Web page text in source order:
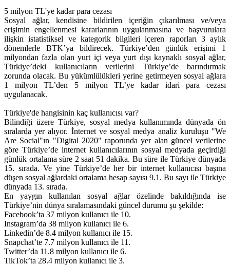
5 milyon TL'ye kadar para cezası
Sosyal ağlar, kendisine bildirilen içeriğin çıkarılması ve/veya
erişimin engellenmesi kararlarının uygulanmasına ve başvurulara
ilişkin istatistiksel ve kategorik bilgileri içeren raporları 3 aylık
dönemlerle BTK’ya bildirecek. Türkiye’den günlük erişimi 1
milyondan fazla olan yurt içi veya yurt dışı kaynaklı sosyal ağlar,
Türkiye’deki kullanıcıların verilerini Türkiye’de barındırmak
zorunda olacak. Bu yükümlülükleri yerine getirmeyen sosyal ağlara
1 milyon TL’den 5 milyon TL’ye kadar idari para cezası
uygulanacak.
Türkiye'de hangisinin kaç kullanıcısı var?
Bilindiği üzere Türkiye, sosyal medya kullanımında dünyada ön
sıralarda yer alıyor. İnternet ve sosyal medya analiz kuruluşu "We
Are Social"ın "Digital 2020" raporunda yer alan güncel verilerine
göre Türkiye’de internet kullanıcılarının sosyal medyada geçirdiği
günlük ortalama süre 2 saat 51 dakika. Bu süre ile Türkiye dünyada
15. sırada. Ve yine Türkiye’de her bir internet kullanıcısı başına
düşen sosyal ağlardaki ortalama hesap sayısı 9.1. Bu sayı ile Türkiye
dünyada 13. sırada.
En yaygın kullanılan sosyal ağlar özelinde bakıldığında ise
Türkiye’nin dünya sıralamasındaki güncel durumu şu şekilde:
Facebook’ta 37 milyon kullanıcı ile 10.
Instagram’da 38 milyon kullanıcı ile 6.
Linkedin’de 8.4 milyon kullanıcı ile 15.
Snapchat’te 7.7 milyon kullanıcı ile 11.
Twitter’da 11.8 milyon kullanıcı ile 6.
TikTok’ta 28.4 milyon kullanıcı ile 3.